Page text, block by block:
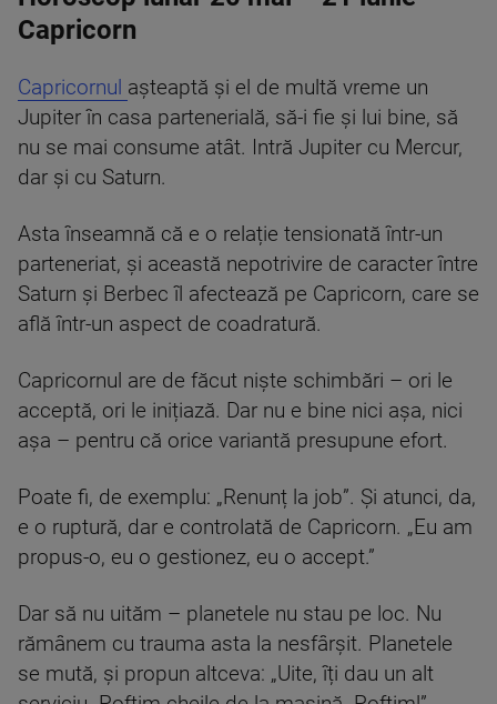
Capricorn
Capricornul așteaptă și el de multă vreme un
Jupiter în casa partenerială, să-i fie și lui bine, să
nu se mai consume atât. Intră Jupiter cu Mercur,
dar și cu Saturn.
Asta înseamnă că e o relație tensionată într-un
parteneriat, și această nepotrivire de caracter între
Saturn și Berbec îl afectează pe Capricorn, care se
află într-un aspect de coadratură.
Capricornul are de făcut niște schimbări – ori le
acceptă, ori le inițiază. Dar nu e bine nici așa, nici
așa – pentru că orice variantă presupune efort.
Poate fi, de exemplu: „Renunț la job”. Și atunci, da,
e o ruptură, dar e controlată de Capricorn. „Eu am
propus-o, eu o gestionez, eu o accept.”
Dar să nu uităm – planetele nu stau pe loc. Nu
rămânem cu trauma asta la nesfârșit. Planetele
se mută, și propun altceva: „Uite, îți dau un alt